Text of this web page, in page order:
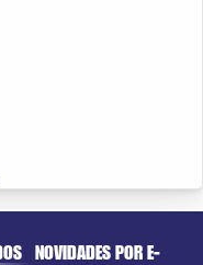
NOVIDADES POR E-